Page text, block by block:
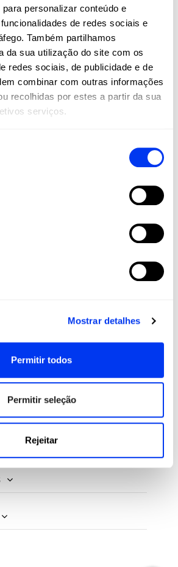
personalizar conteúdo e
de redes sociais e
Também partilhamos
da sua utilização do site com os
redes sociais, de publicidade e de
combinar com outras informações
recolhidas por estes a partir da sua
serviços.
Mostrar detalhes
Permitir todos
Permitir seleção
Rejeitar
não são apenas esportes:
de vida. Na All For Padel, levamos
a todos os cantos do mundo,
adidas de alta qualidade
inovação, desempenho e estilo.
calçado, roupa e acessórios
maximizar o seu jogo e
em cada etapa da sua jornada
comunidade e viva o padel e
padel, pickleball e beach tennis